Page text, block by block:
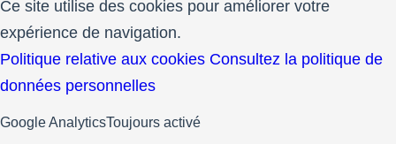
Ce site utilise des cookies pour améliorer votre
expérience de navigation.
Politique relative aux cookies Consultez la politique de
données personnelles
Google AnalyticsToujours activé